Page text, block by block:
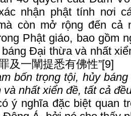
nhận phật tính nơi
còn mở rộng đến cả
Phật giáo, bao gồm
Đại thừa và nhất
及一闡提悉有佛性”[9]
bốn trọng tội, hủy
và nhất xiển đề, tất cả
ý nghĩa đặc biệt quan